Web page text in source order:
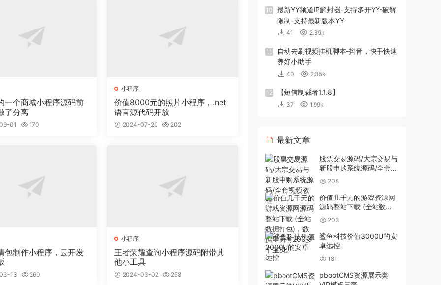
一个商城小程序源码前
了分离
01 170
小程序
价值8000元的照片小程序，.net
语言源代码开放
2024-07-20 202
包制作小程序，云开发
13 260
小程序
王者荣耀查询小程序源码附带其
他小工具
2024-03-02 258
10
最新YY频道IP解封器-支持多开YY-破解
限制-支持最新版本YY
41 2.39k
11
自动去刷视频挂机脚本-抖音，快手快速
养好小助手
40 2.35k
12 【短信制裁者1.1.8】
37 1.99k
最新文章
股票交易源码/大宗交易与
新股申购系统源码/全套视
频教程
208
价值几千元的游戏资源网
源码整站下载 (全站数据
打包)，数据里面有200多
个宝贝。
203
鲨鱼科技价值3000U的安
卓远控
181
pbootCMS资源展示类